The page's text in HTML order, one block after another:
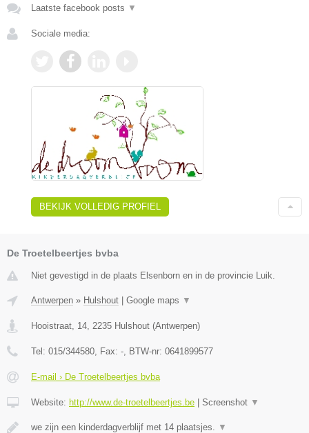
Laatste facebook posts ▼
Sociale media:
BEKIJK VOLLEDIG PROFIEL
De Troetelbeertjes bvba
Niet gevestigd in de plaats Elsenborn en in de provincie Luik.
Antwerpen » Hulshout Google maps ▼
Hooistraat, 14 2235 Hulshout (Antwerpen)
Tel: 015/344580 , Fax: - , BTW-nr: 0641899577
E-mail › De Troetelbeertjes bvba
Website: http://www.de-troetelbeertjes.be Screenshot ▼
we zijn een kinderdagverblijf met 14 plaatsjes. ▼